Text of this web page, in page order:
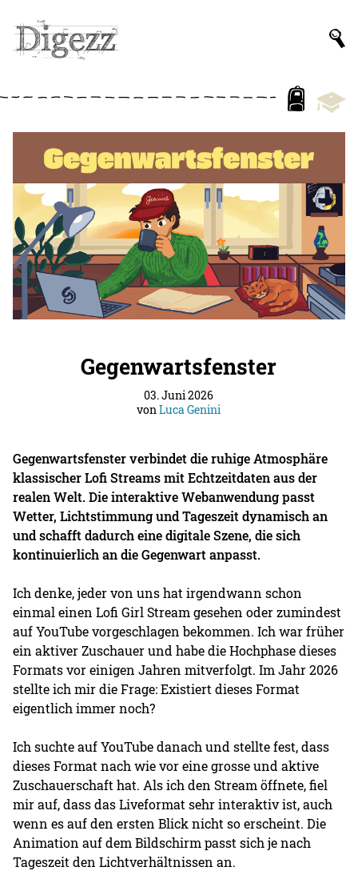
Gegenwartsfenster
03. Juni 2026
vonLuca Genini
Gegenwartsfenster verbindet die ruhige Atmosphäre
klassischer Lofi Streams mit Echtzeitdaten aus der
realen Welt. Die interaktive Webanwendung passt
Wetter, Lichtstimmung und Tageszeit dynamisch an
und schafft dadurch eine digitale Szene, die sich
kontinuierlich an die Gegenwart anpasst.
Ich denke, jeder von uns hat irgendwann schon
einmal einen Lofi Girl Stream gesehen oder zumindest
auf YouTube vorgeschlagen bekommen. Ich war früher
ein aktiver Zuschauer und habe die Hochphase dieses
Formats vor einigen Jahren mitverfolgt. Im Jahr 2026
stellte ich mir die Frage: Existiert dieses Format
eigentlich immer noch?
Ich suchte auf YouTube danach und stellte fest, dass
dieses Format nach wie vor eine grosse und aktive
Zuschauerschaft hat. Als ich den Stream öffnete, fiel
mir auf, dass das Liveformat sehr interaktiv ist, auch
wenn es auf den ersten Blick nicht so erscheint. Die
Animation auf dem Bildschirm passt sich je nach
Tageszeit den Lichtverhältnissen an.